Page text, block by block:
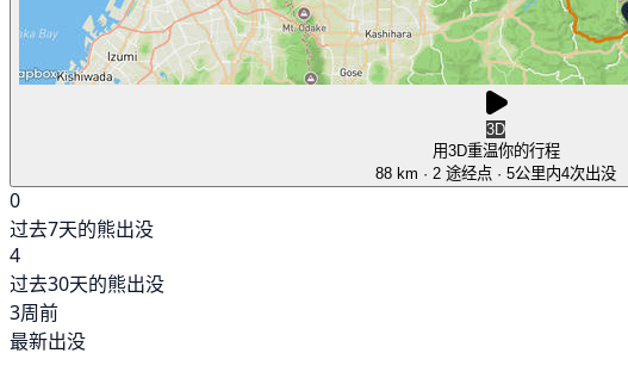
3D
用3D重温你的行程
88 km · 2 途经点 · 5公里内4次出没
0
过去7天的熊出没
4
过去30天的熊出没
3周前
最新出没